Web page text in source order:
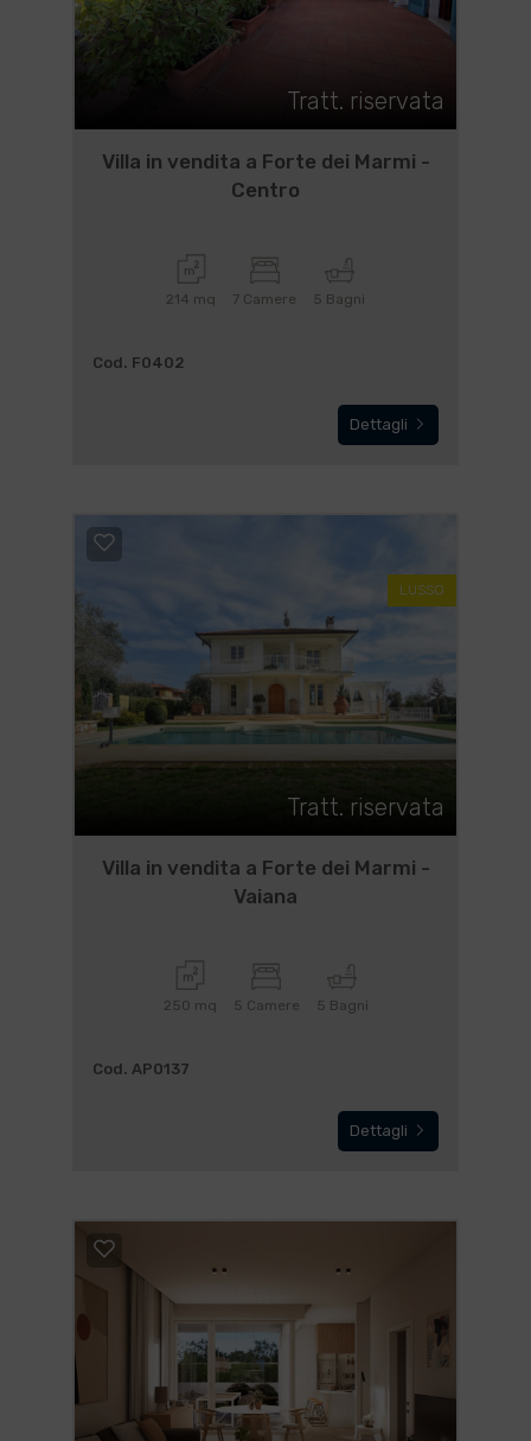
Tratt. riservata
Villa in vendita a Forte dei Marmi -
Centro
214 mq 7 Camere 5 Bagni
Cod. F0402
Dettagli
LUSSO
Tratt. riservata
Villa in vendita a Forte dei Marmi -
Vaiana
250 mq 5 Camere 5 Bagni
Cod. AP0137
Dettagli